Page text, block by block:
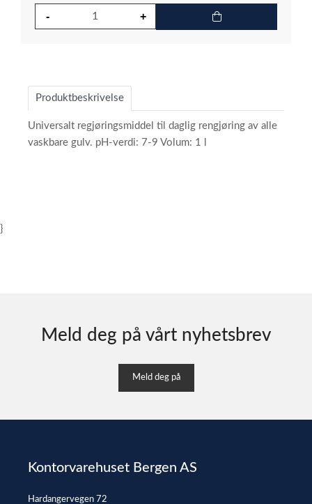
Produktbeskrivelse
Universalt regjøringsmiddel til daglig rengjøring av alle
vaskbare gulv. pH-verdi: 7-9 Volum: 1 l
}
Meld deg på vårt nyhetsbrev
Meld deg på
Kontorvarehuset Bergen AS
Hardangervegen 72